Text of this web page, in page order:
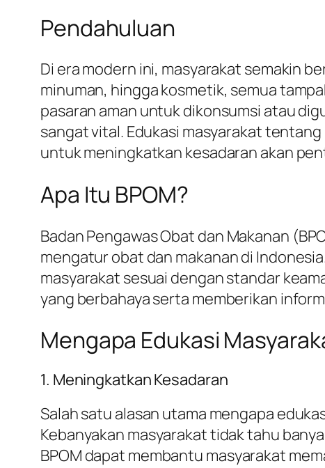
Pendahuluan
Di era modern ini, masyarakat semakin
minuman, hingga kosmetik, semua
pasaran aman untuk dikonsumsi atau
sangat vital. Edukasi masyarakat
untuk meningkatkan kesadaran akan
Apa Itu BPOM?
Badan Pengawas Obat dan Makanan
mengatur obat dan makanan di
masyarakat sesuai dengan standar
yang berbahaya serta memberikan
Mengapa Edukasi
1. Meningkatkan Kesadaran
Salah satu alasan utama mengapa
Kebanyakan masyarakat tidak tahu
BPOM dapat membantu masyarakat